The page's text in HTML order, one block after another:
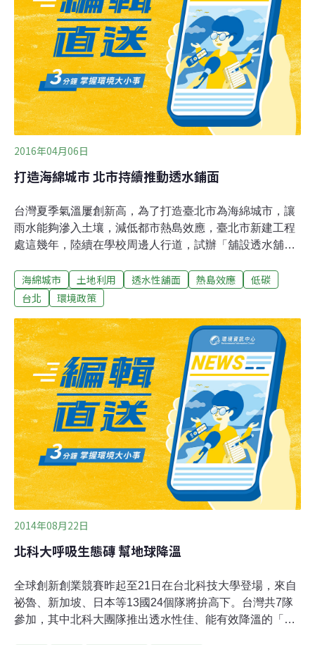
4.4萬人次，2041年可達7.6萬，但因需要初勘與交通部履
勘，明確通車時間可能會落在明年底。淡海輕軌運輸系統
路線總長度約13.99公里，包括綠山線、藍海線及1處維修
機廠，共20個車站，分兩期施工，第1期現正施工當中，
第2期則已啟動設計作業，是繼高雄輕軌後，台灣的第2條
輕軌系統。因藍海線B0
2016年04月06日
打造海綿城市 北市持續推動透水鋪面
台灣夏季氣溫屢創新高，為了打造臺北市為海綿城市，讓
雨水能夠滲入土壤，減低都市熱島效應，臺北市新建工程
處這幾年，陸續在學校周邊人行道，試辦「舖設透水舖
公尺。台北市新工處表示，台北捷運路網逐漸形成，低碳
環保通行時代來臨，人行道也成為民眾回到家的「最後一
多孔隙瀝青混凝土、結構層為透水混凝土，屬透水性鋪
面。鋪面上的水，由大量的孔隙迅速排除，避免在鋪面上
形成水膜，減少行車打滑與水沫飛濺現象，也可以讓雨水
直接滲入路基，減輕雨水下水道系統排水負擔、延緩洪峰
流量並可減緩熱島效應。
海綿城市 土地利用 透水性舖面 熱島效應
低碳
台北
環境政策
2014年08月22日
北科大呼吸生態磚 幫地球降溫
全球創新創業競賽昨起至21日在台北科技大學登場，來自
祕魯、新加坡、日本等13國24個隊將拚高下。台灣共7隊
參加，其中北科大團隊推出透水性佳、能有效降溫的「會